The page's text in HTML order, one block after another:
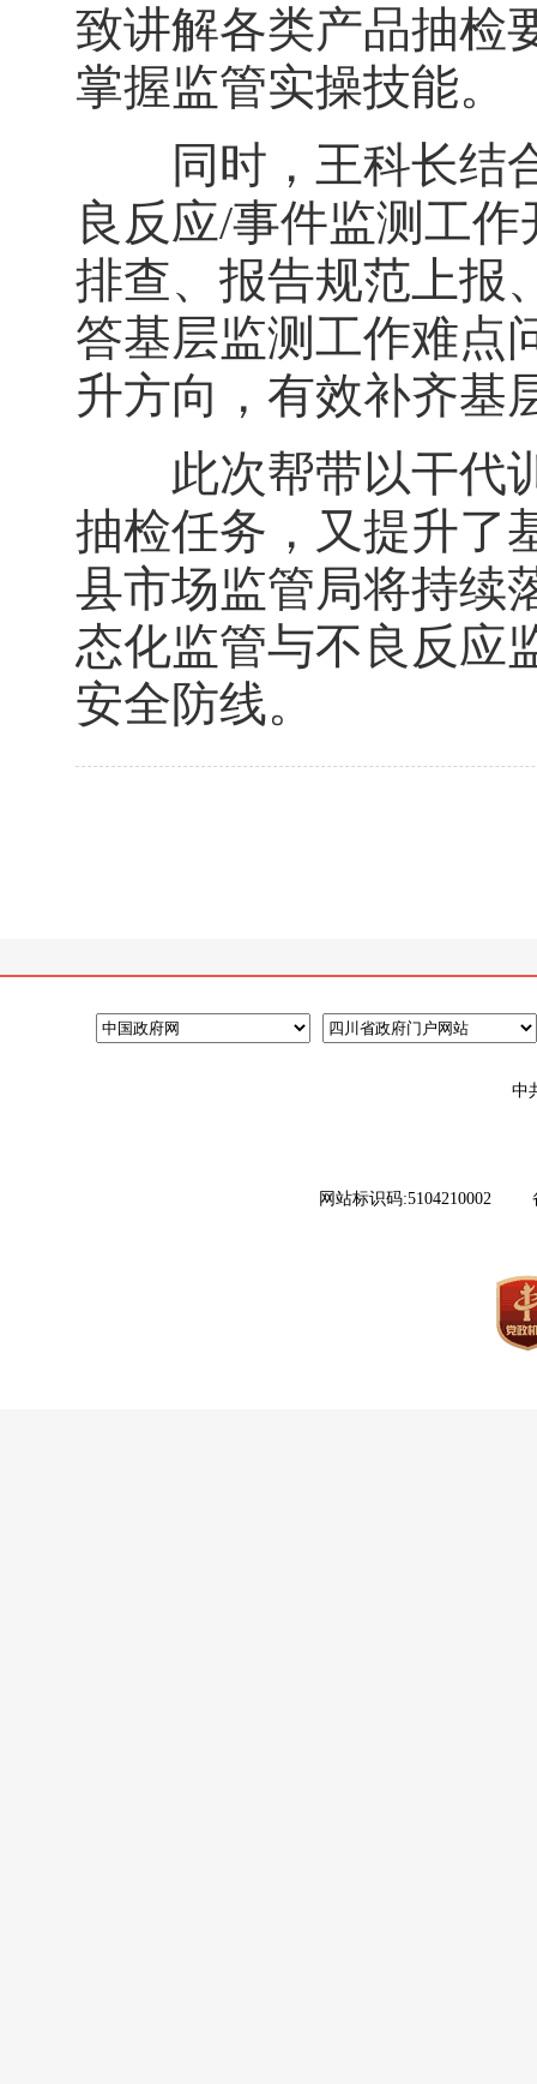
致讲解各类产品抽检
掌握监管实操技能。
同时，王科长结合
良反应/事件监测工
排查、报告规范上报
答基层监测工作难点
升方向，有效补齐基
此次帮带以干代训
抽检任务，又提升了
县市场监管局将持续
态化监管与不良反应
安全防线。
中
网站标识码:5104210002